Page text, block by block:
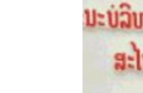
ອິດສະຫຼະພາບດ້ານການຂ່າວ